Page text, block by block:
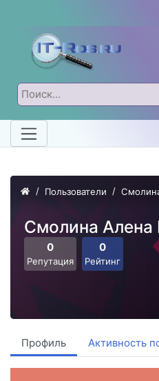
Пользователи
Смолина
0
Репутация
0
Рейтинг
Профиль Активность